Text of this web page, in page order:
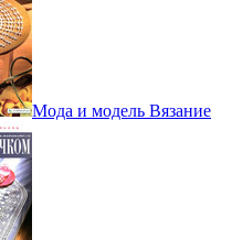
Мода и модель Вязание